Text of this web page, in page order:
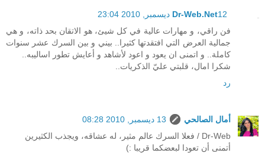
Dr-Web.Net12 ديسمبر, 2010 23:04
فن راقي، و مهارات عالية في كل شيئ، هو الاتقان بحد ذاته، و هي
جمالية العرض التي افتقدتها كثيرا.. بيني و بين السرك عشر سنوات
كاملة.. و اتمنى ان يعود و اعود لأشاهد و أعايش تطور اساليبه..
شكرا امال، قلبتي عليّ الذكريات..
رد
أمال الصالحي
13 ديسمبر, 2010 08:28
Dr-Web / فعلا السرك عالم مثير، له عشاقه، ويجذب الكثيرين
أتمنى أن تعودا لبعضكما قريبا :)